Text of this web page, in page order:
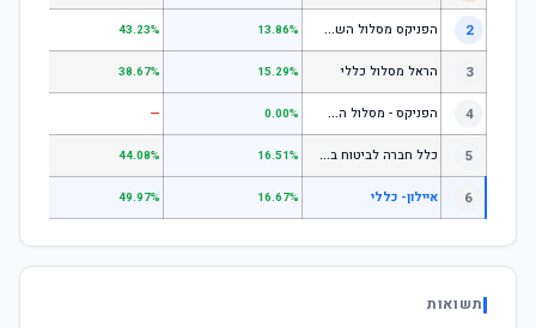
2 ה
פניקס מסלול השקעה כללי 13.86%
43.23%
3 הראל מסלול כללי 15.29%
38.67%
4 ה
פניקס - מסלול השקעה בניהול אישי 0.00%
—
5 כ
לל חברה לביטוח בע"מ כללי 16.51%
44.08%
6 איילון- כללי 16.67%
49.97%
תשואות